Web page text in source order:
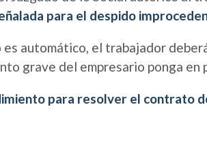
para el despido
es automático, el trabajador
grave del empresario ponga
para resolver el contrato